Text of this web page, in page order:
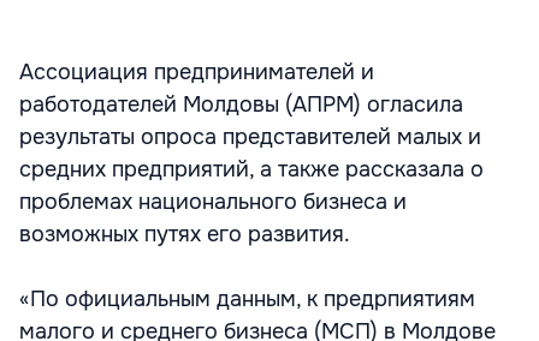
Ассоциация предпринимателей и
работодателей Молдовы (АПРМ) огласила
результаты опроса представителей малых и
средних предприятий, а также рассказала о
проблемах национального бизнеса и
возможных путях его развития.
«По официальным данным, к предрпиятиям
малого и среднего бизнеса (МСП) в Молдове